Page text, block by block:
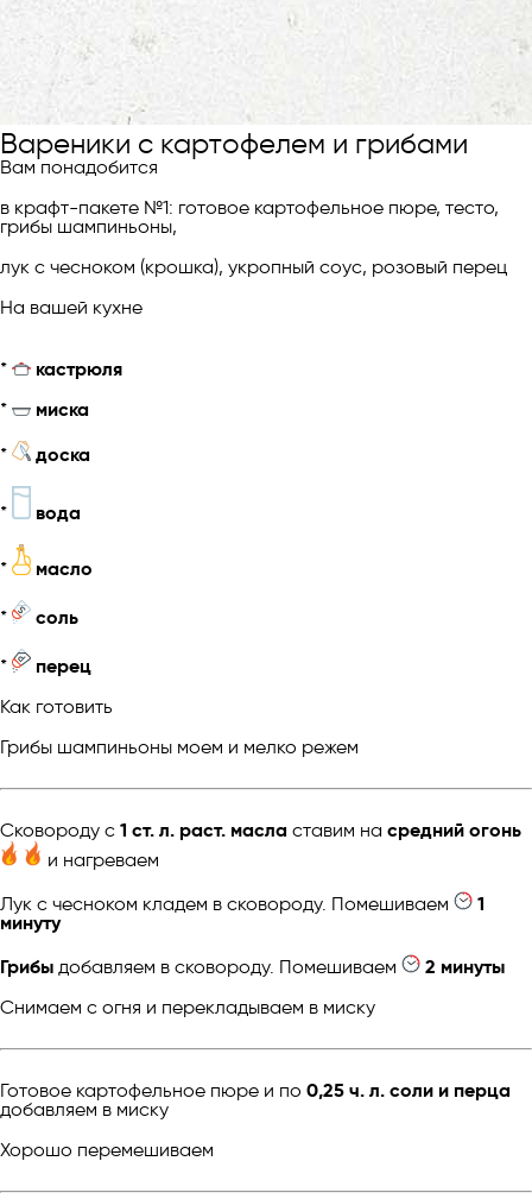
Вареники с картофелем и грибами
Вам понадобится
в крафт-пакете №1: готовое картофельное пюре, тесто,
грибы шампиньоны,
лук с чесноком (крошка), укропный соус, розовый перец
На вашей кухне
*
кастрюля
*
миска
*
доска
* вода
* масло
* соль
*
перец
Как готовить
Грибы шампиньоны моем и мелко режем
Сковороду с 1 ст. л. раст. масла ставим на средний огонь
и нагреваем
Лук с чесноком кладем в сковороду. Помешиваем
1
минуту
Грибы добавляем в сковороду. Помешиваем
2 минуты
Снимаем с огня и перекладываем в миску
Готовое картофельное пюре и по 0,25 ч. л. соли и перца
добавляем в миску
Хорошо перемешиваем